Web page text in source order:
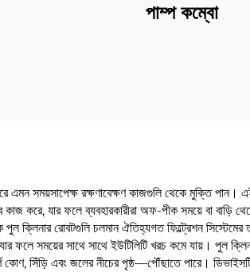
পাম্প কম্বো
এমন সময়সাপেক্ষ রক্ষণাবেক্ষণ কাজগুলি থেকে মুক্তি পান।
করে, যার ফলে ব্যবহারকারীরা অফ-পীক সময়ে বা বাড়ি
ক্লিনার রোবটগুলি চলমান ঐতিহ্যগত ফিল্ট্রেশন সিস্টেমের
ফলে সময়ের সাথে সাথে ইউটিলিটি খরচ কমে যায়। পুল
কোণ, সিঁড়ি এবং জলের নীচের পৃষ্ঠ—পৌঁছাতে পারে।